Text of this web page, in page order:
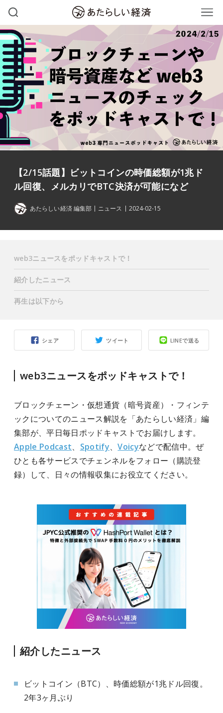
【2/15話題】ビットコインの時価総額が1兆ド
ル回復、メルカリでBTC決済が可能になど
あたらしい経済 編集部 ニュース 2024-02-15
シェア ツイート LINEで送る
web3ニュースをポッドキャストで！
ブロックチェーン・仮想通貨（暗号資産）・フィンテ
ックについてのニュース解説を「あたらしい経済」編
集部が、平日毎日ポッドキャストでお届けします。
Apple Podcast、 Spotify、Voicyなどで配信中。ぜ
ひとも各サービスでチェンネルをフォロー（購読登
録）して、日々の情報収集にお役立てください。
紹介したニュース
ビットコイン（BTC）、時価総額が1兆ドル回復。
2年3ヶ月ぶり
web3ニュースをポッドキャストで！
紹介したニュース
再生は以下から